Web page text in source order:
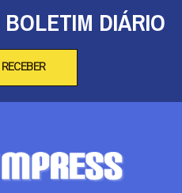
DIÁRIO